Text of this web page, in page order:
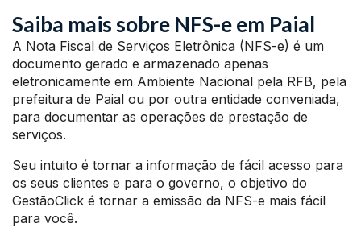
Saiba mais sobre NFS-e em Paial
A Nota Fiscal de Serviços Eletrônica (NFS-e) é um
documento gerado e armazenado apenas
eletronicamente em Ambiente Nacional pela RFB, pela
prefeitura de Paial ou por outra entidade conveniada,
para documentar as operações de prestação de
serviços.
Seu intuito é tornar a informação de fácil acesso para
os seus clientes e para o governo, o objetivo do
GestãoClick é tornar a emissão da NFS-e mais fácil
para você.